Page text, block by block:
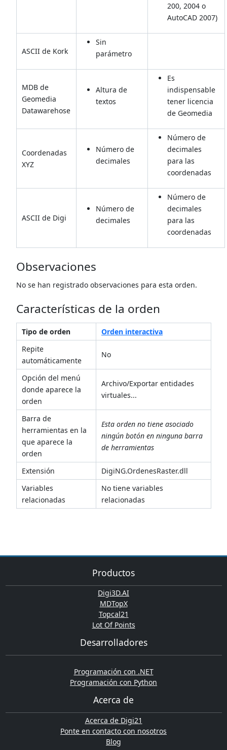
200, 2004 o
AutoCAD 2007)
ASCII de Kork
Sin
parámetro
MDB de
Geomedia
Datawarehose
Altura de
textos
Es
indispensable
tener licencia
de Geomedia
Coordenadas
XYZ
Número de
decimales
Número de
decimales
para las
coordenadas
ASCII de Digi
Número de
decimales
Número de
decimales
para las
coordenadas
Observaciones
No se han registrado observaciones para esta orden.
Características de la orden
Tipo de orden
Orden interactiva
Repite
automáticamente
No
Opción del menú
donde aparece la
orden
Archivo/Exportar entidades
virtuales...
Barra de
herramientas en la
que aparece la
orden
Esta orden no tiene asociado
ningún botón en ninguna barra
de herramientas
Extensión
DigiNG.OrdenesRaster.dll
Variables
relacionadas
No tiene variables
relacionadas
Productos
Digi3D.AI
MDTopX
Topcal21
Lot Of Points
Desarrolladores
Programación con .NET
Programación con Python
Acerca de
Acerca de Digi21
Ponte en contacto con nosotros
Blog